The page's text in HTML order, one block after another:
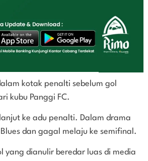
kotak penalti sebelum gol
kubu Panggi FC.
ke adu penalti. Dalam drama
dan gagal melaju ke semifinal.
yang dianulir beredar luas di media